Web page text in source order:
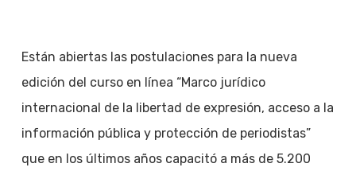
Están abiertas las postulaciones para la nueva
edición del curso en línea “Marco jurídico
internacional de la libertad de expresión, acceso a la
información pública y protección de periodistas”
que en los últimos años capacitó a más de 5.200